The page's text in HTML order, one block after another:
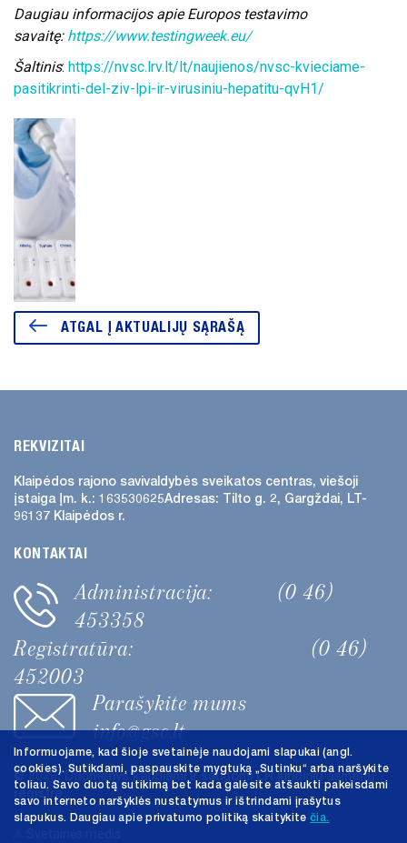
Daugiau informacijos apie Europos testavimo
savaitę: https://www.testingweek.eu/
Šaltinis: https://nvsc.lrv.lt/lt/naujienos/nvsc-kvieciame-
pasitikrinti-del-ziv-lpi-ir-virusiniu-hepatitu-qvH1/
ATGAL Į AKTUALIJŲ SĄRAŠĄ
REKVIZITAI
Klaipėdos rajono savivaldybės sveikatos centras, viešoji
įstaigaĮm. k.: 163530625Adresas: Tilto g. 2, Gargždai, LT-
96137 Klaipėdos r.
KONTAKTAI
Administracija:
(0 46)
453358
Registratūra: (0 46)
452003
Parašykite mums
info@gsc.lt
@ 2026. Duomenys kaupiami ir saugomi LR juridinių asmenų
registre.
Informuojame, kad šioje svetainėje naudojami slapukai (angl.
cookies). Sutikdami, paspauskite mygtuką „Sutinku“ arba naršykite
toliau. Savo duotą sutikimą bet kada galėsite atšaukti pakeisdami
savo interneto naršyklės nustatymus ir ištrindami įrašytus
slapukus. Daugiau apie privatumo politiką skaitykitečia.